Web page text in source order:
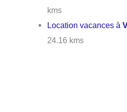
kms
Location vacances à
24.16 kms